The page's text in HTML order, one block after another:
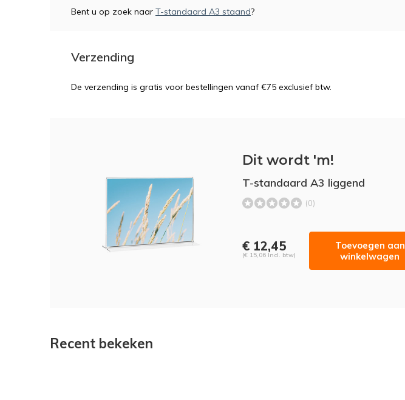
Bent u op zoek naar T-standaard A3 staand?
Verzending
De verzending is gratis voor bestellingen vanaf €75 exclusief btw.
Dit wordt 'm!
T-standaard A3 liggend
(0)
€ 12,45
(€ 15,06 Incl. btw)
Toevoegen aan
winkelwagen
Recent bekeken